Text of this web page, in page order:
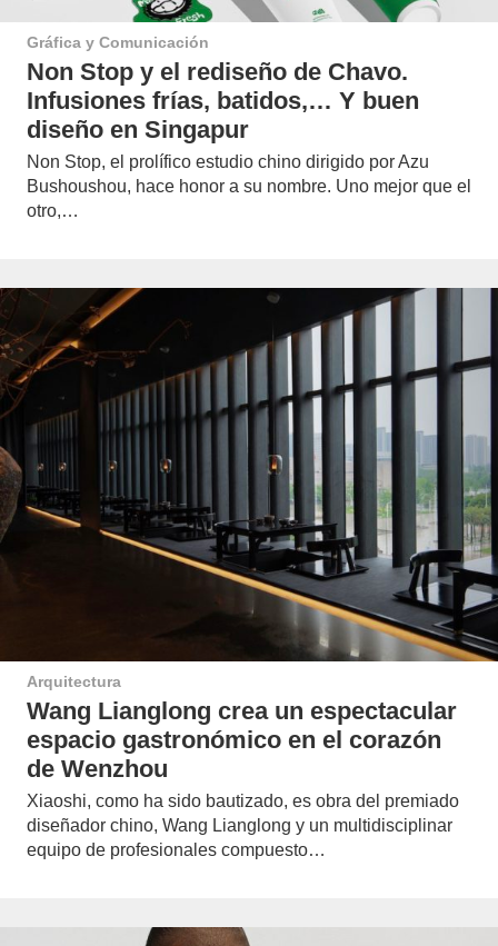
Gráfica y Comunicación
Non Stop y el rediseño de Chavo.
Infusiones frías, batidos,… Y buen
diseño en Singapur
Non Stop, el prolífico estudio chino dirigido por Azu
Bushoushou, hace honor a su nombre. Uno mejor que el
otro,…
Arquitectura
Wang Lianglong crea un espectacular
espacio gastronómico en el corazón
de Wenzhou
Xiaoshi, como ha sido bautizado, es obra del premiado
diseñador chino, Wang Lianglong y un multidisciplinar
equipo de profesionales compuesto…